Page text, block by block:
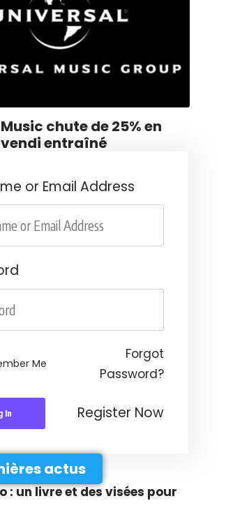
chute de 25% en
entraîné
or Email Address
Me
Forgot
Password?
In Register Now
actus
: un livre et des visées pour